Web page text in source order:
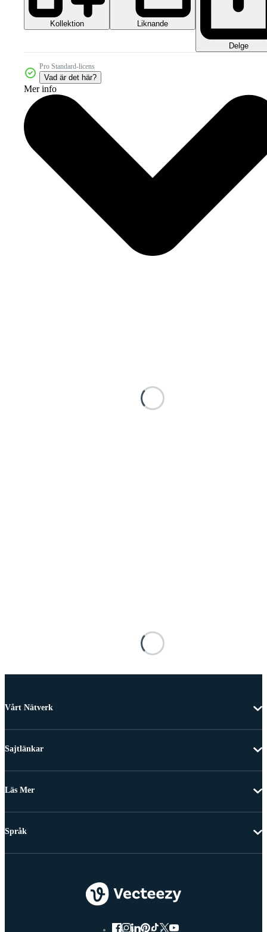
Kollektion Liknande
Delge
Pro Standard-licens
Vad är det här?
Mer info
Vårt Nätverk
Sajtlänkar
Läs Mer
Språk